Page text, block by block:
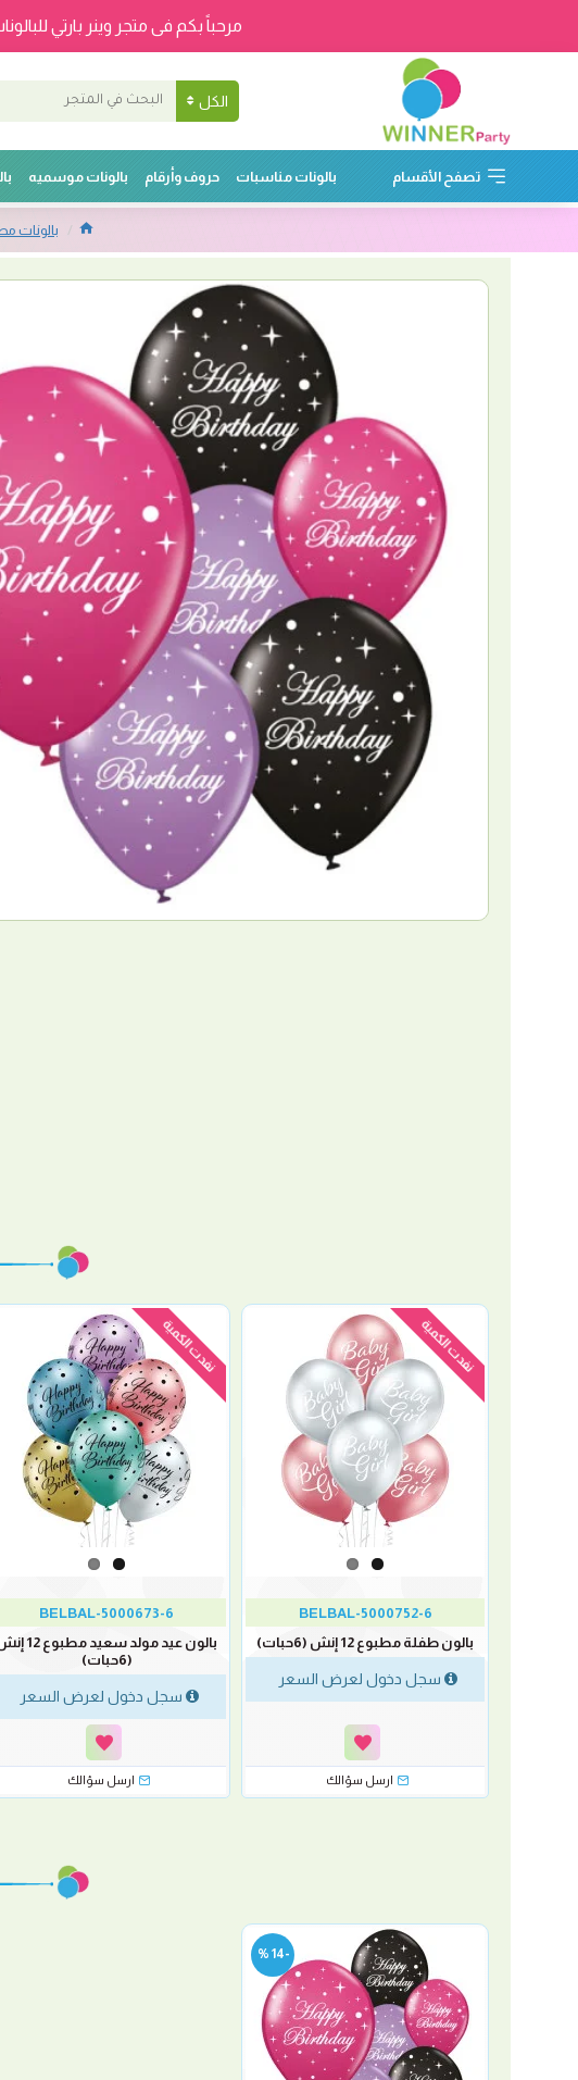
مرحباً بكم فى متجر وينر بارتي
الكل
تصفح الأقسام بالونات مناسبات حروف وأرقام بالونات موسميه
بالونات
نفدت الكمية
BELBAL-5000752-6
بالون طفلة مطبوع 12 إنش (6حبات)
سجل دخول لعرض السعر
ارسل سؤالك
نفدت الكمية
BELBAL-5000673-6
بالون عيد مولد سعيد مطبوع
(6حبات)
سجل دخول لعرض السعر
ارسل سؤالك
-14 %